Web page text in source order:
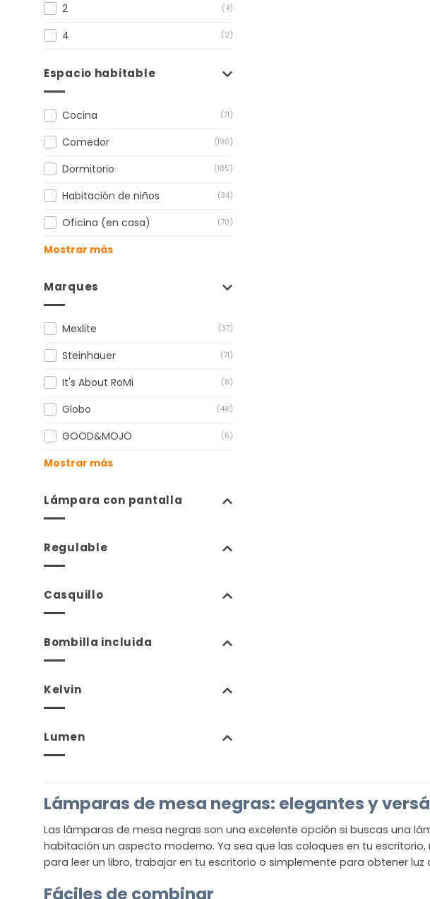
2 (4)
4 (2)
Espacio habitable
Cocina (71)
Comedor (190)
Dormitorio (185)
Habitación de niños (34)
Oficina (en casa) (70)
Mostrar más
Marques
Mexlite (37)
Steinhauer (71)
It's About RoMi (8)
Globo (48)
GOOD&MOJO (6)
Mostrar más
Lámpara con pantalla
Regulable
Casquillo
Bombilla incluida
Kelvin
Lumen
Lámparas de mesa negras: elegantes y
Las lámparas de mesa negras son una excelente opción si buscas una
habitación un aspecto moderno. Ya sea que las coloques en tu
para leer un libro, trabajar en tu escritorio o simplemente para obtener luz
Fáciles de combinar